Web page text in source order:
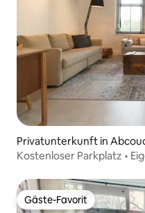
Privatunterkunft in
Kostenloser Parkplatz •
Gäste-Favorit
Gäste-Favorit